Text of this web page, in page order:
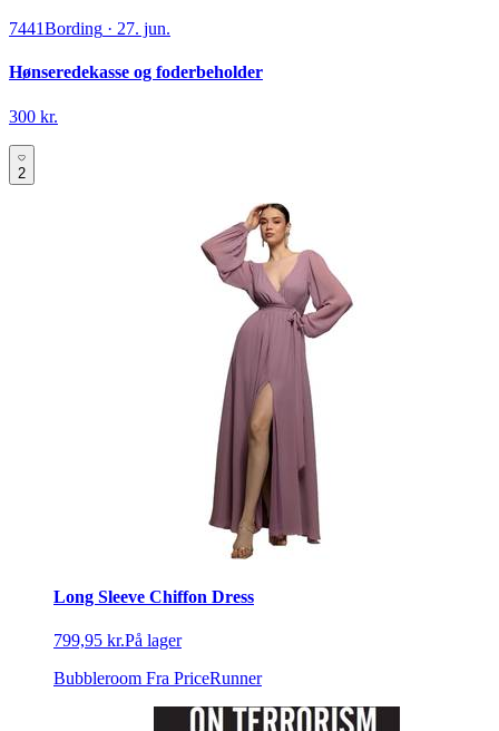
7441Bording · 27. jun.
Hønseredekasse og foderbeholder
300 kr.
2
Long Sleeve Chiffon Dress
799,95 kr.På lager
Bubbleroom Fra PriceRunner